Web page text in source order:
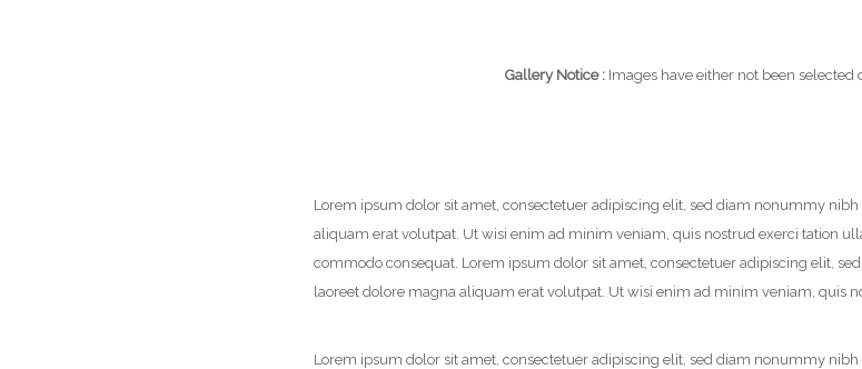
Gallery Notice : Images have either not been
Lorem ipsum dolor sit amet, consectetuer adipiscing elit, sed diam nonummy
aliquam erat volutpat. Ut wisi enim ad minim veniam, quis nostrud exerci tation
commodo consequat. Lorem ipsum dolor sit amet, consectetuer adipiscing elit,
laoreet dolore magna aliquam erat volutpat. Ut wisi enim ad minim veniam, quis
Lorem ipsum dolor sit amet, consectetuer adipiscing elit, sed diam nonummy